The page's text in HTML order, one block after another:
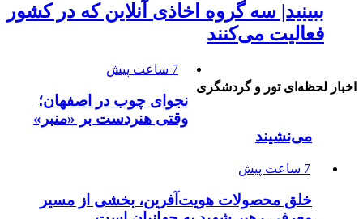
ببینید| سه گروه اخاذی آنلاین که در کشور
فعالیت می‌کنند
اخبار لحظه‌ای تور و گردشگری
7 ساعت پیش
نجوای چوب در اصفهان؛
وقتی هنردست بر «منبر»
می‌نشیند
7 ساعت پیش
خلق محصولات هویت‌آفرین، بخشی از مسیر